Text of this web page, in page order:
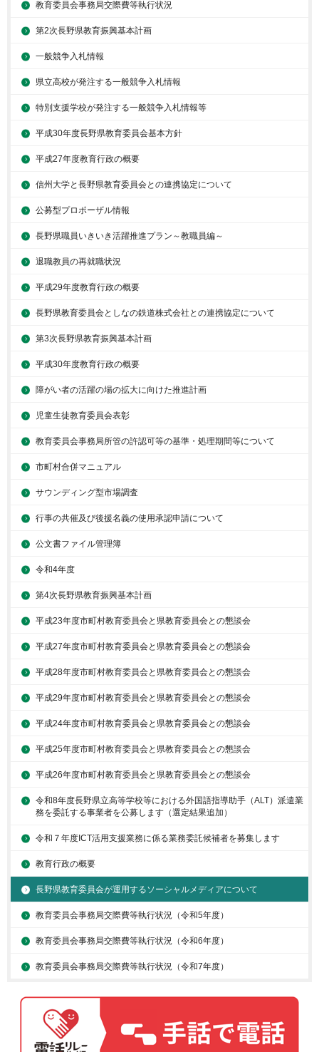
教育委員会事務局交際費等執行状況
第2次長野県教育振興基本計画
一般競争入札情報
県立高校が発注する一般競争入札情報
特別支援学校が発注する一般競争入札情報等
平成30年度長野県教育委員会基本方針
平成27年度教育行政の概要
信州大学と長野県教育委員会との連携協定について
公募型プロポーザル情報
長野県職員いきいき活躍推進プラン～教職員編～
退職教員の再就職状況
平成29年度教育行政の概要
長野県教育委員会としなの鉄道株式会社との連携協定について
第3次長野県教育振興基本計画
平成30年度教育行政の概要
障がい者の活躍の場の拡大に向けた推進計画
児童生徒教育委員会表彰
教育委員会事務局所管の許認可等の基準・処理期間等について
市町村合併マニュアル
サウンディング型市場調査
行事の共催及び後援名義の使用承認申請について
公文書ファイル管理簿
令和4年度
第4次長野県教育振興基本計画
平成23年度市町村教育委員会と県教育委員会との懇談会
平成27年度市町村教育委員会と県教育委員会との懇談会
平成28年度市町村教育委員会と県教育委員会との懇談会
平成29年度市町村教育委員会と県教育委員会との懇談会
平成24年度市町村教育委員会と県教育委員会との懇談会
平成25年度市町村教育委員会と県教育委員会との懇談会
平成26年度市町村教育委員会と県教育委員会との懇談会
令和8年度長野県立高等学校等における外国語指導助手（ALT）派遣業
務を委託する事業者を公募します（選定結果追加）
令和７年度ICT活用支援業務に係る業務委託候補者を募集します
教育行政の概要
長野県教育委員会が運用するソーシャルメディアについて
教育委員会事務局交際費等執行状況（令和5年度）
教育委員会事務局交際費等執行状況（令和6年度）
教育委員会事務局交際費等執行状況（令和7年度）